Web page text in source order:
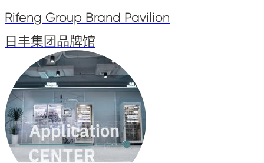
Rifeng Group Brand Pavilion
日丰集团品牌馆